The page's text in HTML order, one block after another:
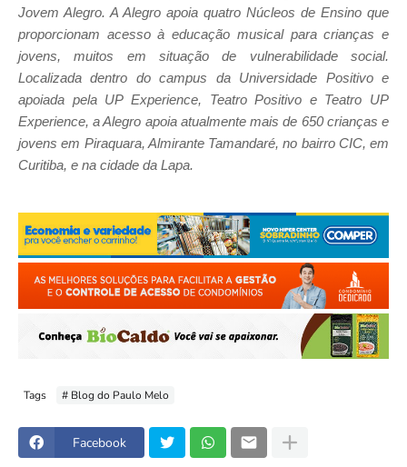
Jovem Alegro. A Alegro apoia quatro Núcleos de Ensino que
proporcionam acesso à educação musical para crianças e
jovens, muitos em situação de vulnerabilidade social.
Localizada dentro do campus da Universidade Positivo e
apoiada pela UP Experience, Teatro Positivo e Teatro UP
Experience, a Alegro apoia atualmente mais de 650 crianças e
jovens em Piraquara, Almirante Tamandaré, no bairro CIC, em
Curitiba, e na cidade da Lapa.
Tags # Blog do Paulo Melo
Facebook